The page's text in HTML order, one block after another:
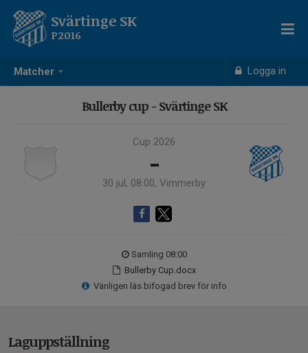
Matcher Logga in
Svärtinge SK
P2016
Bullerby cup - Svärtinge SK
Cup 2026
-
30 jul, 08:00, Vimmerby
Samling 08:00
Bullerby Cup.docx
Vänligen läs bifogad brev för info
Laguppställning